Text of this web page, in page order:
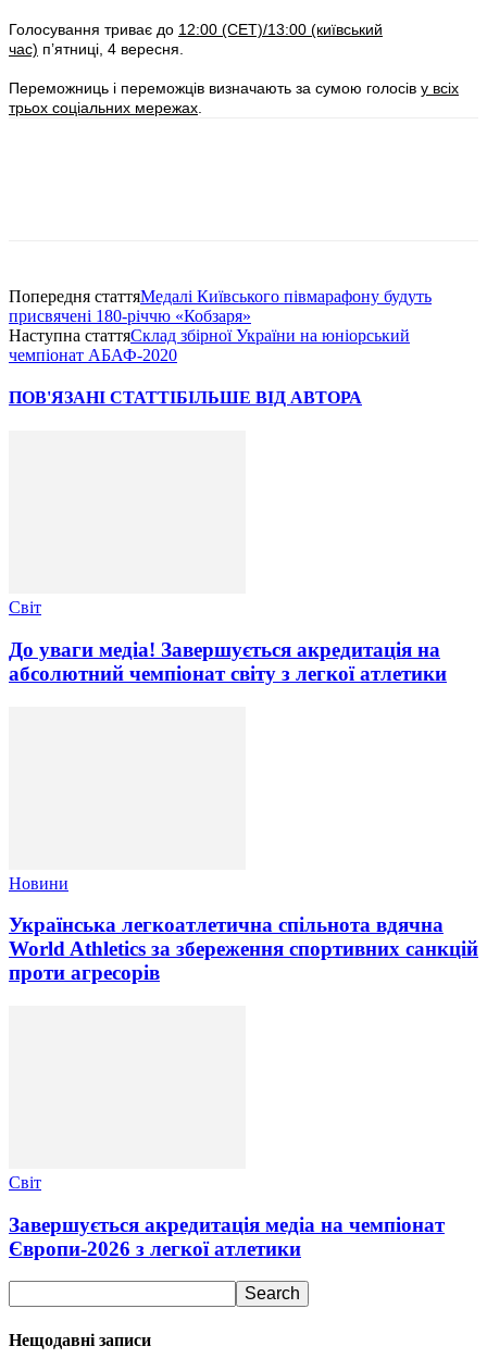
Голосування триває до 12:00 (СЕТ)/13:00 (київський
час) п’ятниці, 4 вересня.
Переможниць і переможців визначають за сумою голосів у всіх
трьох соціальних мережах
Попередня статтяМедалі Київського півмарафону будуть
присвячені 180-річчю «Кобзаря»
Наступна статтяСклад збірної України на юніорський
чемпіонат АБАФ-2020
ПОВ'ЯЗАНІ СТАТТІБІЛЬШЕ ВІД АВТОРА
Світ
До уваги медіа! Завершується акредитація на
абсолютний чемпіонат світу з легкої атлетики
Новини
Українська легкоатлетична спільнота вдячна
World Athletics за збереження спортивних санкцій
проти агресорів
Світ
Завершується акредитація медіа на чемпіонат
Європи-2026 з легкої атлетики
Нещодавні записи